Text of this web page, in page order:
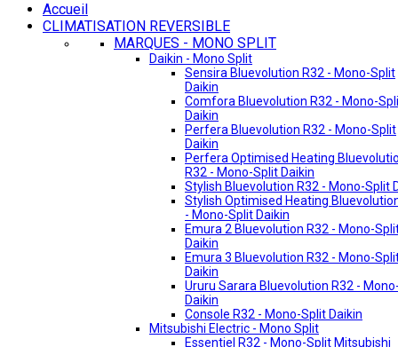
Accueil
CLIMATISATION REVERSIBLE
MARQUES - MONO SPLIT
Daikin - Mono Split
Sensira Bluevolution R32 - Mono-Split
Daikin
Comfora Bluevolution R32 - Mono-
Daikin
Perfera Bluevolution R32 - Mono-Split
Daikin
Perfera Optimised Heating
R32 - Mono-Split Daikin
Stylish Bluevolution R32 - Mono-Split
Stylish Optimised Heating
- Mono-Split Daikin
Emura 2 Bluevolution R32 - Mono-
Daikin
Emura 3 Bluevolution R32 - Mono-
Daikin
Ururu Sarara Bluevolution R32 -
Daikin
Console R32 - Mono-Split Daikin
Mitsubishi Electric - Mono Split
Essentiel R32 - Mono-Split Mitsubishi